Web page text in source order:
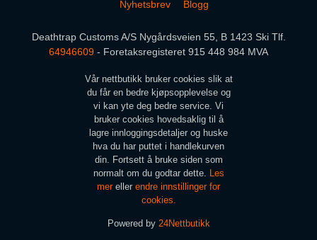
Nyhetsbrev Blogg
Deathtrap Customs A/S Nygårdsveien 55, B 1423 Ski Tlf.
64946609 - Foretaksregisteret 915 448 984 MVA
Vår nettbutikk bruker cookies slik at
du får en bedre kjøpsopplevelse og
vi kan yte deg bedre service. Vi
bruker cookies hovedsaklig til å
lagre innloggingsdetaljer og huske
hva du har puttet i handlekurven
din. Fortsett å bruke siden som
normalt om du godtar dette. Les
mer eller endre innstillinger for
cookies.
Powered by 24Nettbutikk